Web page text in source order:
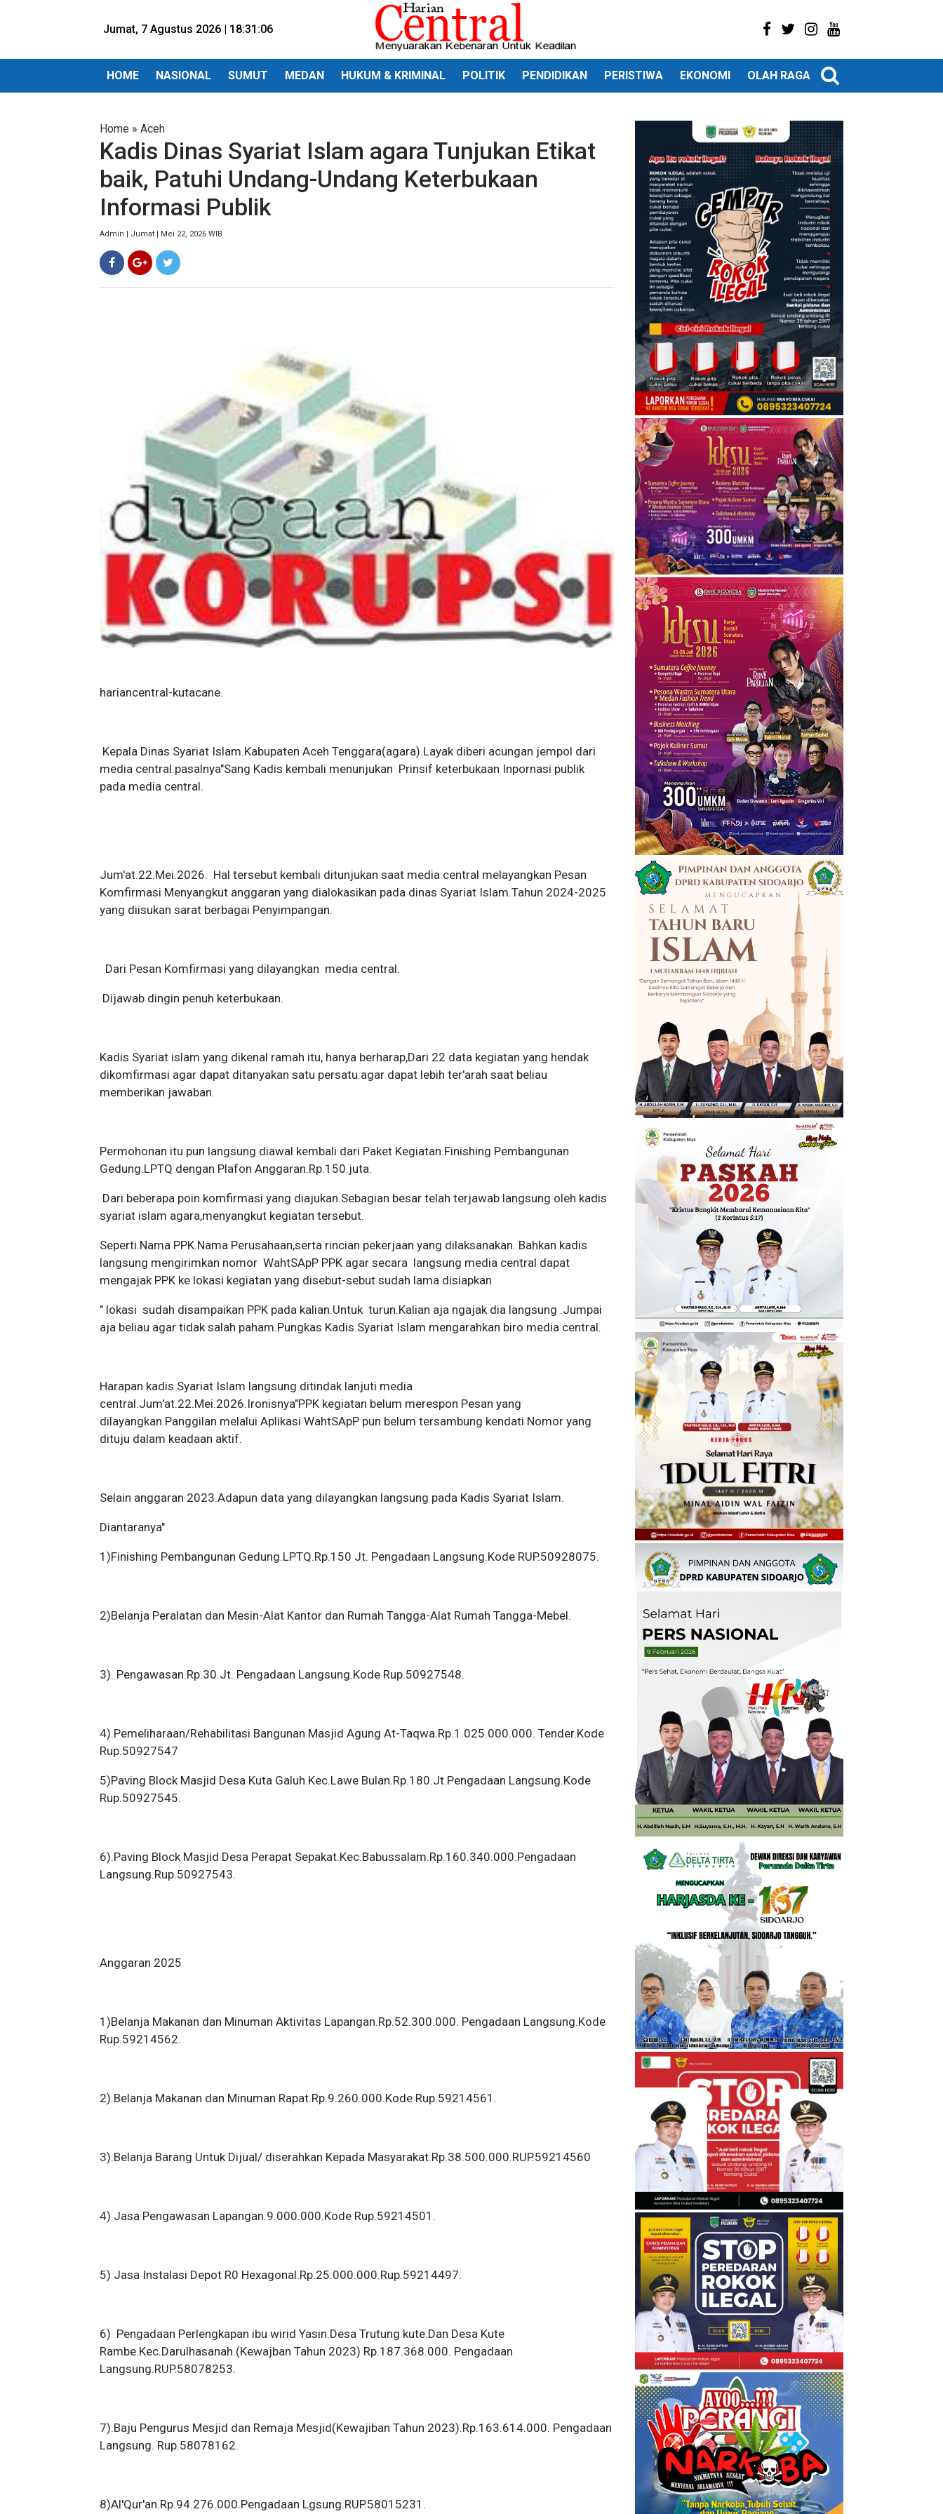
Jumat, 7 Agustus 2026 | 18:31:07
HOME NASIONAL SUMUT MEDAN HUKUM & KRIMINAL POLITIK PENDIDIKAN PERISTIWA EKONOMI OLAH RAGA
Home » Aceh
Kadis Dinas Syariat Islam agara Tunjukan Etikat
baik, Patuhi Undang-Undang Keterbukaan
Informasi Publik
Admin | Jumat | Mei 22, 2026 WIB
hariancentral-kutacane.
Kepala Dinas Syariat Islam.Kabupaten Aceh Tenggara(agara).Layak diberi acungan jempol dari
media central.pasalnya"Sang Kadis kembali menunjukan Prinsif keterbukaan Inpornasi publik
pada media central.
Jum'at.22.Mei.2026. Hal tersebut kembali ditunjukan saat media central melayangkan Pesan
Komfirmasi Menyangkut anggaran yang dialokasikan pada dinas Syariat Islam.Tahun 2024-2025
yang diisukan sarat berbagai Penyimpangan.
Dari Pesan Komfirmasi yang dilayangkan media central.
Dijawab dingin penuh keterbukaan.
Kadis Syariat islam yang dikenal ramah itu, hanya berharap,Dari 22 data kegiatan yang hendak
dikomfirmasi agar dapat ditanyakan satu persatu.agar dapat lebih ter'arah saat beliau
memberikan jawaban.
Permohonan itu pun langsung diawal kembali dari Paket Kegiatan.Finishing Pembangunan
Gedung.LPTQ dengan Plafon Anggaran.Rp.150.juta.
Dari beberapa poin komfirmasi yang diajukan.Sebagian besar telah terjawab langsung oleh kadis
syariat islam agara,menyangkut kegiatan tersebut.
Seperti.Nama PPK.Nama Perusahaan,serta rincian pekerjaan yang dilaksanakan. Bahkan kadis
langsung mengirimkan nomor WahtSApP PPK agar secara langsung media central dapat
mengajak PPK ke lokasi kegiatan yang disebut-sebut sudah lama disiapkan
" lokasi sudah disampaikan PPK pada kalian.Untuk turun.Kalian aja ngajak dia langsung .Jumpai
aja beliau agar tidak salah paham.Pungkas Kadis Syariat Islam mengarahkan biro media central.
Harapan kadis Syariat Islam langsung ditindak lanjuti media
central.Jum'at.22.Mei.2026.Ironisnya"PPK kegiatan belum merespon Pesan yang
dilayangkan.Panggilan melalui Aplikasi WahtSApP pun belum tersambung kendati Nomor yang
dituju dalam keadaan aktif.
Selain anggaran 2023.Adapun data yang dilayangkan langsung pada Kadis Syariat Islam.
Diantaranya"
1)Finishing Pembangunan Gedung.LPTQ.Rp.150 Jt. Pengadaan Langsung.Kode RUP.50928075.
2)Belanja Peralatan dan Mesin-Alat Kantor dan Rumah Tangga-Alat Rumah Tangga-Mebel.
3). Pengawasan.Rp.30.Jt. Pengadaan Langsung.Kode Rup.50927548.
4).Pemeliharaan/Rehabilitasi Bangunan Masjid Agung At-Taqwa.Rp.1.025.000.000. Tender.Kode
Rup.50927547
5)Paving Block Masjid Desa Kuta Galuh.Kec.Lawe Bulan.Rp.180.Jt.Pengadaan Langsung.Kode
Rup.50927545.
6).Paving Block Masjid Desa Perapat Sepakat.Kec.Babussalam.Rp.160.340.000.Pengadaan
Langsung.Rup.50927543.
Anggaran 2025
1)Belanja Makanan dan Minuman Aktivitas Lapangan.Rp.52.300.000. Pengadaan Langsung.Kode
Rup.59214562.
2).Belanja Makanan dan Minuman Rapat.Rp.9.260.000.Kode Rup.59214561.
3).Belanja Barang Untuk Dijual/ diserahkan Kepada Masyarakat.Rp.38.500.000.RUP.59214560
4) Jasa Pengawasan Lapangan.9.000.000.Kode Rup.59214501.
5) Jasa Instalasi Depot R0 Hexagonal.Rp.25.000.000.Rup.59214497.
6) Pengadaan Perlengkapan ibu wirid Yasin.Desa Trutung kute.Dan Desa Kute
Rambe.Kec.Darulhasanah.(Kewajban Tahun 2023) Rp.187.368.000. Pengadaan
Langsung.RUP.58078253.
7).Baju Pengurus Mesjid dan Remaja Mesjid(Kewajiban Tahun 2023).Rp.163.614.000. Pengadaan
Langsung. Rup.58078162.
8)Al'Qur'an.Rp.94.276.000.Pengadaan Lgsung.RUP.58015231.